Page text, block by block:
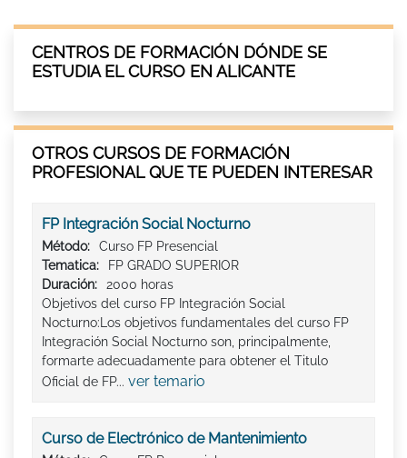
CENTROS DE FORMACIÓN DÓNDE SE
ESTUDIA EL CURSO EN ALICANTE
OTROS CURSOS DE FORMACIÓN
PROFESIONAL QUE TE PUEDEN INTERESAR
FP Integración Social Nocturno
Método:
Curso FP Presencial
Tematica:
FP GRADO SUPERIOR
Duración:
2000 horas
Objetivos del curso FP Integración Social
Nocturno:Los objetivos fundamentales del curso FP
Integración Social Nocturno son, principalmente,
formarte adecuadamente para obtener el Titulo
Oficial de FP... ver temario
Curso de Electrónico de Mantenimiento